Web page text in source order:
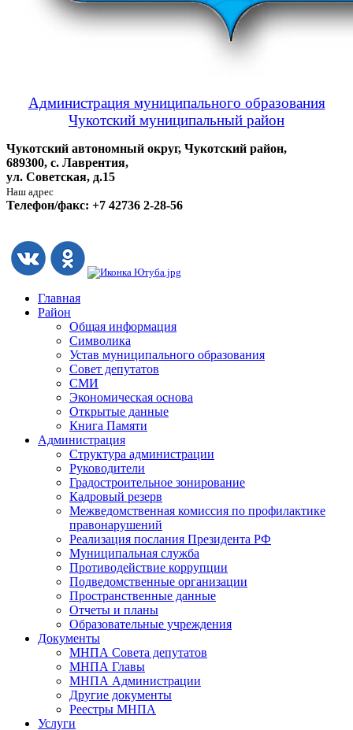
Администрация муниципального образования
Чукотский муниципальный район
Чукотский автономный округ, Чукотский район,
689300, с. Лаврентия,
ул. Советская, д.15
Наш адрес
Телефон/факс: +7 42736 2-28-56
Главная
Район
Общая информация
Символика
Устав муниципального образования
Совет депутатов
СМИ
Экономическая основа
Открытые данные
Книга Памяти
Администрация
Структура администрации
Руководители
Градостроительное зонирование
Кадровый резерв
Межведомственная комиссия по профилактике
правонарушений
Реализация послания Президента РФ
Муниципальная служба
Противодействие коррупции
Подведомственные организации
Пространственные данные
Отчеты и планы
Образовательные учреждения
Документы
МНПА Совета депутатов
МНПА Главы
МНПА Администрации
Другие документы
Реестры МНПА
Услуги